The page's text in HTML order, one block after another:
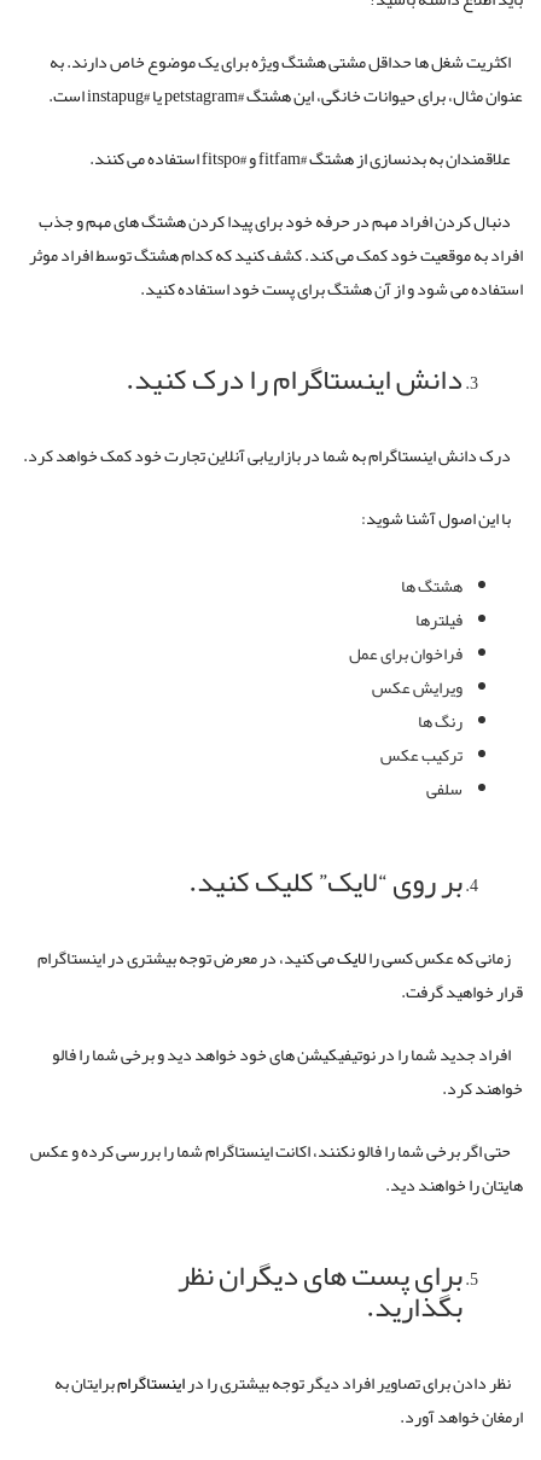
اکثریت شغل ها حداقل مشتی هشتگ ویژه برای یک موضوع خاص دارند. به
عنوان مثال، برای حیوانات خانگی، این هشتگ #petstagram یا #instapug است.
علاقمندان به بدنسازی از هشتگ #fitfam و #fitspo استفاده می کنند.
دنبال کردن افراد مهم در حرفه خود برای پیدا کردن هشتگ های مهم و جذب
افراد به موقعیت خود کمک می کند. کشف کنید که کدام هشتگ توسط افراد موثر
استفاده می شود و از آن هشتگ برای پست خود استفاده کنید.
دانش اینستاگرام را درک کنید.
درک دانش اینستاگرام به شما در بازاریابی آنلاین تجارت خود کمک خواهد کرد.
با این اصول آشنا شوید:
هشتگ ها
فیلترها
فراخوان برای عمل
ویرایش عکس
رنگ ها
ترکیب عکس
سلفی
بر روی “لایک” کلیک کنید.
زمانی که عکس کسی رالایکمی کنید، در معرض توجه بیشتری در اینستاگرام
قرار خواهید گرفت.
افراد جدید شما را در نوتیفیکیشن های خود خواهد دید و برخی شما را فالو
خواهند کرد.
حتی اگر برخی شما را فالو نکنند، اکانت اینستاگرام شما را بررسی کرده و عکس
هایتان را خواهند دید.
برای پست های دیگران نظر
بگذارید.
نظر دادن برای تصاویر افراد دیگر توجه بیشتری را دراینستاگرامبرایتان به
ارمغان خواهد آورد.